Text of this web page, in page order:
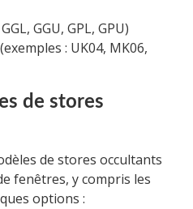
GGU, GPL, GPU)
: UK04, MK06,
de stores
de stores occultants
fenêtres, y compris les
options :